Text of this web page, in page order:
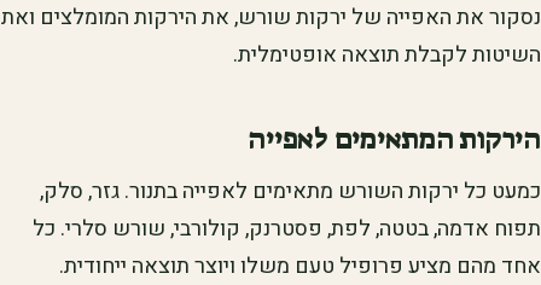
נסקור את האפייה של ירקות שורש, את הירקות המומלצים ואת
השיטות לקבלת תוצאה אופטימלית.
הירקות המתאימים לאפייה
כמעט כל ירקות השורש מתאימים לאפייה בתנור. גזר, סלק,
תפוח אדמה, בטטה, לפת, פסטרנק, קולורבי, שורש סלרי. כל
אחד מהם מציע פרופיל טעם משלו ויוצר תוצאה ייחודית.